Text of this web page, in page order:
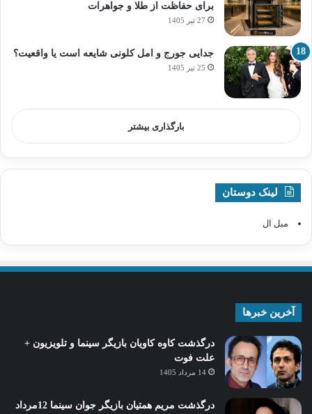
برای حفاظت از طلا و جواهرات
27 تیر 1405
جدایی جورج و امل کلونی شایعه است یا واقعیت؟
25 تیر 1405
بارگذاری بیشتر
لینک دوستان
مبل ال
آخرین خبرها
درگذشت کاوه کاویان بازیگر سینما و تلویزیون +
علت فوت
14 مرداد 1405
درگذشت مریم همتیان بازیگر جوان سینما 12مرداد